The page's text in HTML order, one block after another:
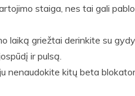
staiga, nes tai gali
laiką griežtai derinkite su
ir pulsą.
nenaudokite kitų beta